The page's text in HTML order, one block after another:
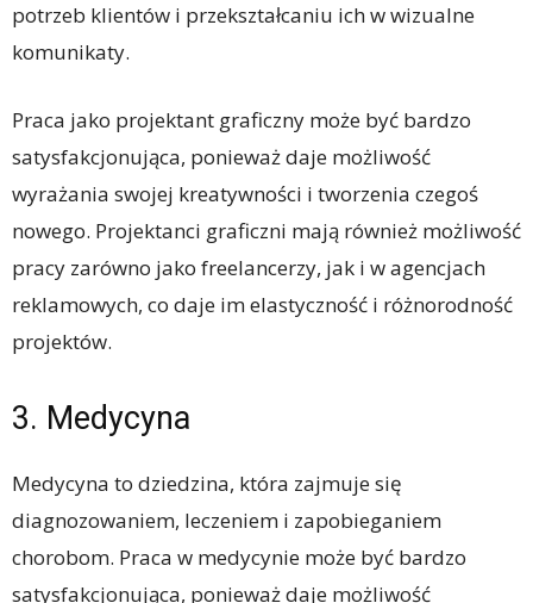
potrzeb klientów i przekształcaniu ich w wizualne
komunikaty.
Praca jako projektant graficzny może być bardzo
satysfakcjonująca, ponieważ daje możliwość
wyrażania swojej kreatywności i tworzenia czegoś
nowego. Projektanci graficzni mają również możliwość
pracy zarówno jako freelancerzy, jak i w agencjach
reklamowych, co daje im elastyczność i różnorodność
projektów.
3. Medycyna
Medycyna to dziedzina, która zajmuje się
diagnozowaniem, leczeniem i zapobieganiem
chorobom. Praca w medycynie może być bardzo
satysfakcjonująca, ponieważ daje możliwość